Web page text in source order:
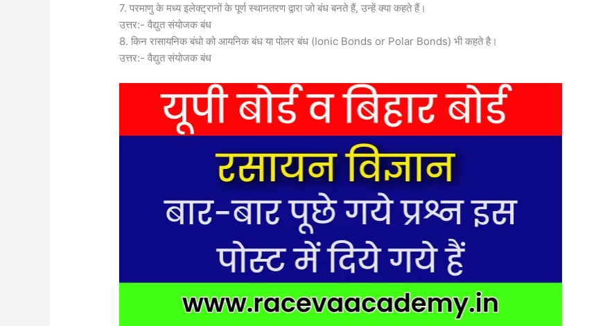
7. परमाणु के मध्य इलेक्ट्रानों के पूर्ण स्थानतरण द्वारा जो बंध बनते हैं, उन्हें क्या कहते हैं।
उत्तर:- वैद्युत संयोजक बंध
8. किन रासायनिक बंधो को आयनिक बंध या पोलर बंध (Ionic Bonds or Polar Bonds) भी कहते है।
उत्तर:- वैद्युत संयोजक बंध